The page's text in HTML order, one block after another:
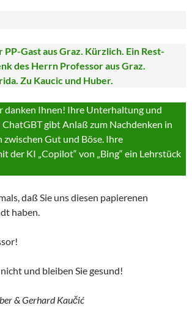
Gast aus Graz. Kürzlich. Ein Rest-
des Herrn Professor aus Graz.
Zu Kaucic und Huber.
danken Ihnen! Ihre Unterhaltung und
gibt Anlaß zum Nachdenken in
Gut und Böse. Ihre
der KI „Copilot“ von „Bing“ ein Lehrstück
daß Sie uns diesen papierenen
haben.
und bleiben Sie gesund!
& Gerhard Kaučić